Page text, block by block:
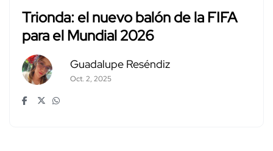
Trionda: el nuevo balón de la FIFA
para el Mundial 2026
Guadalupe Reséndiz
Oct. 2, 2025